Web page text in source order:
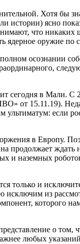
Хотя бы
истории) ясно
что никаких
оружие по
осознании
в Мали.
от 15.11.19).
если
в Европу.
и наземных
только и
из
которого нам
о том,
любых